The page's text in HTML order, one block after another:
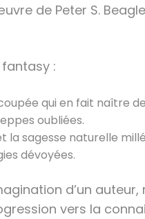
de Peter S.
:
qui en fait naître
oubliées.
la sagesse naturelle
dévoyées.
d’un
vers la